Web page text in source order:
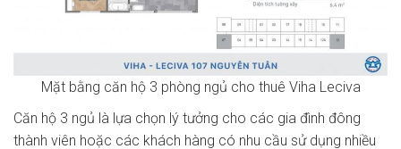
Mặt bằng căn hộ 3 phòng ngủ cho thuê Viha Leciva
Căn hộ 3 ngủ là lựa chọn lý tưởng cho các gia đình đông
thành viên hoặc các khách hàng có nhu cầu sử dụng nhiều